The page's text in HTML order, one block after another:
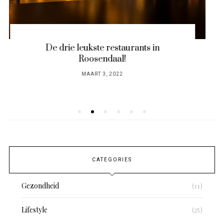
Het lekkerste eten in Alphen aan de Rijn
POSTED
ON
MAART 17, 2022
CATEGORIES
Gezondheid (11)
Lifestyle (25)